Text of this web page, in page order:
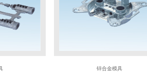
锌合金模具